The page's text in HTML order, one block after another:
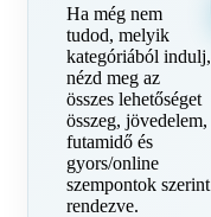
Ha még nem
tudod, melyik
kategóriából indulj,
nézd meg az
összes lehetőséget
összeg, jövedelem,
futamidő és
gyors/online
szempontok szerint
rendezve.